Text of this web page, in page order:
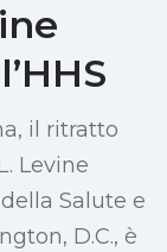
il ritratto
Levine
Salute e
D.C., è